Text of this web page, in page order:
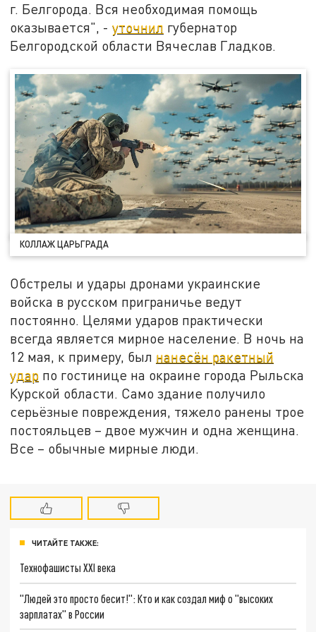
г. Белгорода. Вся необходимая помощь
оказывается", -уточнил губернатор
Белгородской области Вячеслав Гладков.
КОЛЛАЖ ЦАРЬГРАДА
Обстрелы и удары дронами украинские
войска в русском приграничье ведут
постоянно. Целями ударов практически
всегда является мирное население. В ночь на
12 мая, к примеру, был нанесён ракетный
удар по гостинице на окраине города Рыльска
Курской области. Само здание получило
серьёзные повреждения, тяжело ранены трое
постояльцев – двое мужчин и одна женщина.
Все – обычные мирные люди.
ЧИТАЙТЕ ТАКЖЕ:
Технофашисты XXI века
"Людей это просто бесит!": Кто и как создал миф о "высоких
зарплатах" в России